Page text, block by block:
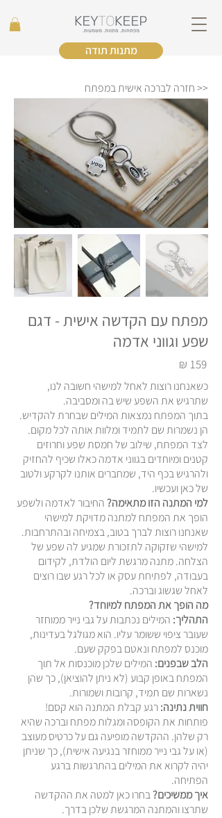
מתנות תודה
<< חזרה לברכה אישית במפתח
מפתח עם הקדשה אישית - דגם
שפע וגווני אדמה
159
₪
כשאנחנו רוצות לאחל למישהי חשובה לנו,
שתרגיש את השפע שיש בה ומסביבה.
בתוך המפתח נמצאות המילים שבחרת להקדיש.
הן נשמרות שם לתמיד ומלוות אותה לכל מקום.
לצד המפתח, שילוב של חמסת שפע וחרוזים
קטנים ומיוחדים בגווני אדמה כאלו שכיף להחזיק
ולהרגיש בכף היד, שמחברים אותנו לקרקע ולטוב
של כאן ועכשיו.
למי המתנה הזו מתאימה?החיבור לאדמה ולשפע
הופך את המפתח למתנה מדויקת למישהי
שאנחנו רוצות לברך בטוב, בצמיחה ובהתרחבות.
למישהי שזקוקה לתזכורת שמגיע לה שפע של
הצלחה. מתנה מרגשת ליום הולדת, לקידום
בעבודה, לפתיחת עסק או לכל רגע שבו רוצים
לאחל שגשוג וברכה.
מה הופך את המפתח למיוחד?
התהליך: המילים נכתבות על גבי נייר ממוחזר
שעובר ציפוי ששומר עליו. הוא מגולגל בעדינות,
מוכנס למפתח ונאטם בפקק שעם.
הלב שבפנים: המילים שלכן מוכנסות אל תוך
המפתח באופן קבוע (לא ניתן להוציאן), כך שהן
נשארות שם תמיד, קרובות ושמורות.
חווית נתינה:רגע קבלת המתנה הוא קסם!
פותחות את הקופסה ומגלות מפתח וברכה שהיא
רק שלהן. ההקדשה מופיעה גם על כרטיס מעוצב
(או על גבי נייר ממוחזר בנגיעה אישית), כך שניתן
יהיה לקרוא את המילים בהתרגשות ברגע
הפתיחה.
איך ממשיכים?בחרו כאן למטה את ההקדשה
שתרצו והמתנה המרגשת שלכן בדרך.